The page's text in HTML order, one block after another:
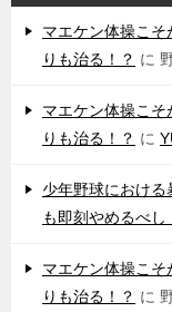
マエケン体操こそ
りも治る！？ に
マエケン体操こそ
りも治る！？ に
少年野球におけ
も即刻やめるべし
マエケン体操こそ
りも治る！？ に